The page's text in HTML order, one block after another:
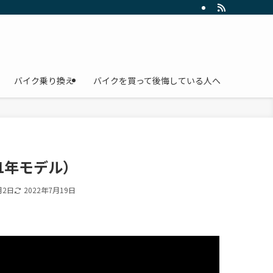
バイク乗り換え バイクを買って後悔している人へ
モデル）
2日 2022年7月19日